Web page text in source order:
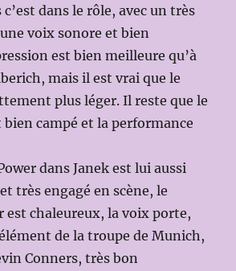
dans le rôle, avec un très
voix sonore et bien
est bien meilleure qu’à
mais il est vrai que le
plus léger. Il reste que le
bien campé et la performance
dans Janek est lui aussi
très engagé en scène, le
est chaleureux, la voix porte,
de la troupe de Munich,
Conners, très bon